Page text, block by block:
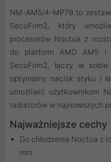
NM-AM5/4-MP78 to
SecuFirm2, który
procesorów Noctua z
do platform AMD AM5 i
SecuFirm2, łączy w
optymalny nacisk styku i
umożliwić użytkownikom
radiatorów w najnowszych
Najważniejsze cechy
Do chłodzenia Noctua z
mm